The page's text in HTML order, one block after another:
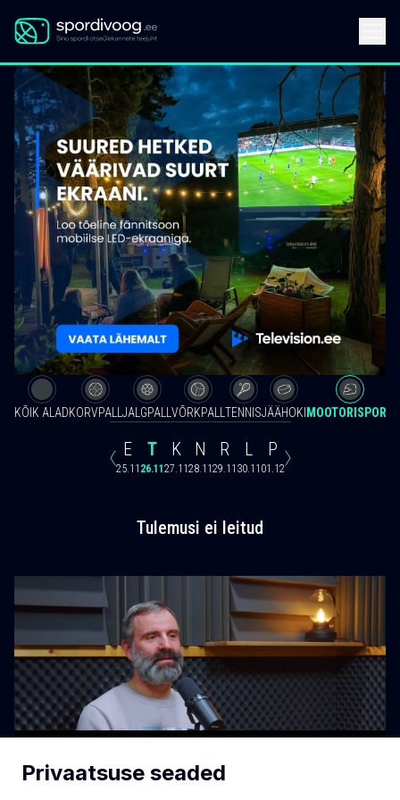
KÕIK ALADKORVPALL JALGPALL VÕRKPALL TENNISJÄÄHOKI MOOTORISPORT
E
25.11
T
26.11
K
27.11
N
28.11
R
29.11
L
30.11
P
01.12
Tulemusi ei leitud
Privaatsuse seaded